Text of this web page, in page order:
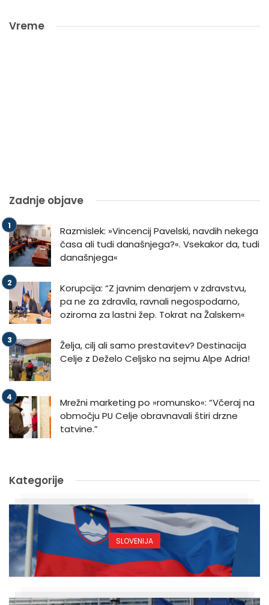
Vreme
Zadnje objave
Razmislek: »Vincencij Pavelski, navdih nekega
časa ali tudi današnjega?«. Vsekakor da, tudi
današnjega«
Korupcija: “Z javnim denarjem v zdravstvu,
pa ne za zdravila, ravnali negospodarno,
oziroma za lastni žep. Tokrat na Žalskem«
Želja, cilj ali samo prestavitev? Destinacija
Celje z Deželo Celjsko na sejmu Alpe Adria!
Mrežni marketing po »romunsko«: “Včeraj na
območju PU Celje obravnavali štiri drzne
tatvine.”
Kategorije
SLOVENIJA